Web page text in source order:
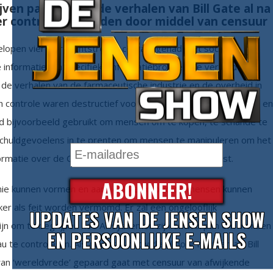
papegaaien de verhalen van Bill Gate al na
controle te houden door middel van censuur
vier jaar rechtstreeks contact gehad met sociale-
(en specifieke informatiebronnen) te verbieden,
verhalen van de farmaceutische industrie en de overheid in
waren destructief voor de samenleving. Het ‘veilige en
bijvoorbeeld gebruikt om mensen om te kopen, te schande te
in te prenten om mensen te manipuleren om het
over de COVID-prikken stond op de zwarte lijst.
kunnen vormen en aanzienlijke invloed op mensen kunnen
als feit worden vermomd. Er zal een ongelooflijk
om te begrijpen hoe AI-systemen zijn ontworpen om mensen
te controleren. Als AI wordt ontwikkeld door mensen als Bill
‘wereldvrede’ gepaard gaat met censuur van afwijkende
ABONNEER!
UPDATES VAN DE JENSEN SHOW
EN PERSOONLIJKE E-MAILS